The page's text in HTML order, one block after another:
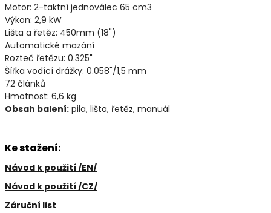
Motor: 2-taktní jednoválec 65 cm3
Výkon: 2,9 kW
Lišta a řetěz: 450mm (18")
Automatické mazání
Rozteč řetězu: 0.325"
Šířka vodící drážky: 0.058"/1,5 mm
72 článků
Hmotnost: 6,6 kg
Obsah balení: pila, lišta, řetěz, manuál
Ke stažení:
Návod k použití /EN/
Návod k použití /CZ/
Záruční list